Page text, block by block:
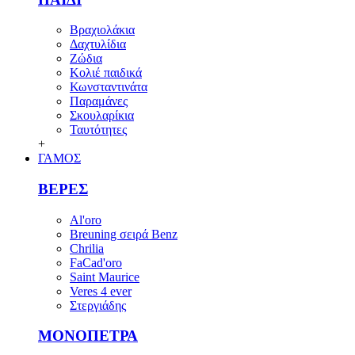
Βραχιολάκια
Δαχτυλίδια
Ζώδια
Κολιέ παιδικά
Κωνσταντινάτα
Παραμάνες
Σκουλαρίκια
Ταυτότητες
+
ΓΑΜΟΣ
ΒΕΡΕΣ
Al'oro
Breuning σειρά Benz
Chrilia
FaCad'oro
Saint Maurice
Veres 4 ever
Στεργιάδης
ΜΟΝΟΠΕΤΡΑ